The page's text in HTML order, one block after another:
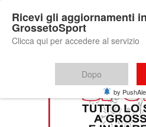
Ricevi gli aggiornamenti
GrossetoSport
Clicca qui per accedere al servizio
Dopo
by